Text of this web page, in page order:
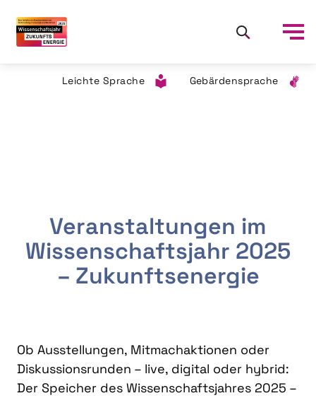
Leichte Sprache Gebärdensprache
Veranstaltungen im
Wissenschaftsjahr 2025
– Zukunftsenergie
Ob Ausstellungen, Mitmachaktionen oder
Diskussionsrunden – live, digital oder hybrid:
Der Speicher des Wissenschaftsjahres 2025 –